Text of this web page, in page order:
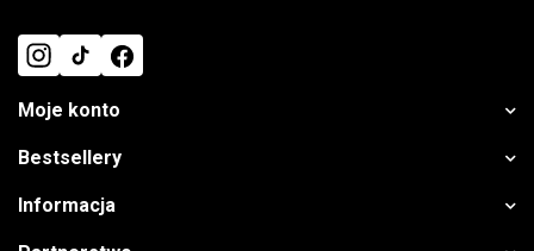
Moje konto
Bestsellery
Informacja